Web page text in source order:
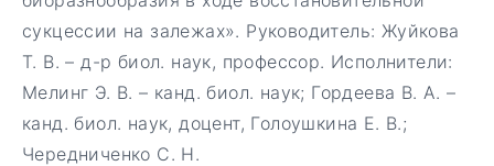
сукцессии на залежах». Руководитель: Жуйкова
Т. В. – д-р биол. наук, профессор. Исполнители:
Мелинг Э. В. – канд. биол. наук; Гордеева В. А. –
канд. биол. наук, доцент, Голоушкина Е. В.;
Чередниченко С. Н.